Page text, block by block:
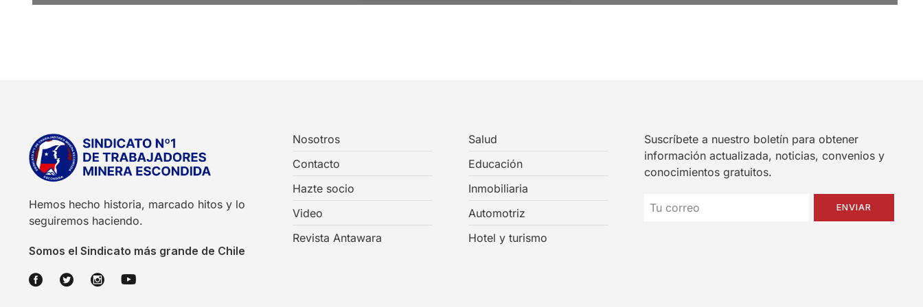
Hemos hecho historia, marcado hitos y lo
seguiremos haciendo.
Somos el Sindicato más grande de Chile
Nosotros
Contacto
Hazte socio
Video
Revista Antawara
Salud
Educación
Inmobiliaria
Automotriz
Hotel y turismo
Suscríbete a nuestro boletín para obtener
información actualizada, noticias, convenios y
conocimientos gratuitos.
ENVIAR